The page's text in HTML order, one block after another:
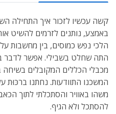
קשה עכשיו לזכור איך התחילה
באמצע, נותנים לזרמים להשיט
הלכי נפש כמוסים, בין מחשבות
התה שחלט בשבילי. אפשר לדבר
מכבלי הכללים המקובלים בשיחה
המשכנו התוודעות. נחתנו
משהו באוויר והסתכלתי לתוך
להסתכל ולא הגיף.